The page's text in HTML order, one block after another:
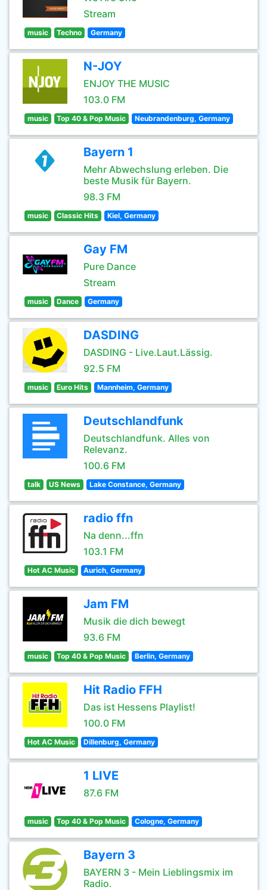
Stream
music Techno Germany
N-JOY
ENJOY THE MUSIC
103.0 FM
music Top 40 & Pop Music Neubrandenburg, Germany
Bayern 1
Mehr Abwechslung erleben. Die
beste Musik für Bayern.
98.3 FM
music Classic Hits Kiel, Germany
Gay FM
Pure Dance
Stream
music Dance Germany
DASDING
DASDING - Live.Laut.Lässig.
92.5 FM
music Euro Hits Mannheim, Germany
Deutschlandfunk
Deutschlandfunk. Alles von
Relevanz.
100.6 FM
talk US News Lake Constance, Germany
radio ffn
Na denn...ffn
103.1 FM
Hot AC Music Aurich, Germany
Jam FM
Musik die dich bewegt
93.6 FM
music Top 40 & Pop Music Berlin, Germany
Hit Radio FFH
Das ist Hessens Playlist!
100.0 FM
Hot AC Music Dillenburg, Germany
1 LIVE
87.6 FM
music Top 40 & Pop Music Cologne, Germany
Bayern 3
BAYERN 3 - Mein Lieblingsmix im
Radio.